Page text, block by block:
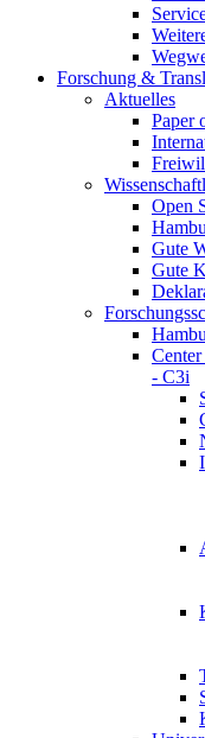
Forschung &
Aktuelles
Paper
Open
Gute
Gute
- C3i